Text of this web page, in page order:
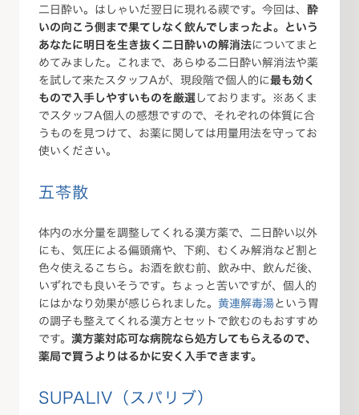
二日酔い。はしゃいだ翌日に現れる禊です。今回は、 酔
いの向こう側まで果てしなく飲んでしまったよ。という
あなたに明日を生き抜く二日酔いの解消法についてまと
めてみました。これまで、あらゆる二日酔い解消法や薬
を試して来たスタッフAが、現段階で個人的に最も効く
もので入手しやすいものを厳選しております。※あくま
でスタッフA個人の感想ですので、それぞれの体質に合
うものを見つけて、お薬に関しては用量用法を守ってお
使いください。
五苓散
体内の水分量を調整してくれる漢方薬で、二日酔い以外
にも、気圧による偏頭痛や、下痢、むくみ解消など割と
色々使えるこちら。お酒を飲む前、飲み中、飲んだ後、
いずれでも良いそうです。ちょっと苦いですが、個人的
にはかなり効果が感じられました。 黄連解毒湯という胃
の調子も整えてくれる漢方とセットで飲むのもおすすめ
です。 漢方薬対応可な病院なら処方してもらえるので、
薬局で買うよりはるかに安く入手できます。
SUPALIV（スパリブ）